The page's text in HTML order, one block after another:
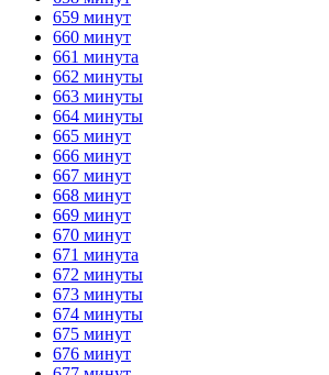
659 минут
660 минут
661 минута
662 минуты
663 минуты
664 минуты
665 минут
666 минут
667 минут
668 минут
669 минут
670 минут
671 минута
672 минуты
673 минуты
674 минуты
675 минут
676 минут